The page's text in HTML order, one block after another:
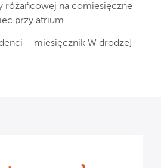
różańcowej na comiesięczne
przy atrium.
– miesięcznik W drodze]